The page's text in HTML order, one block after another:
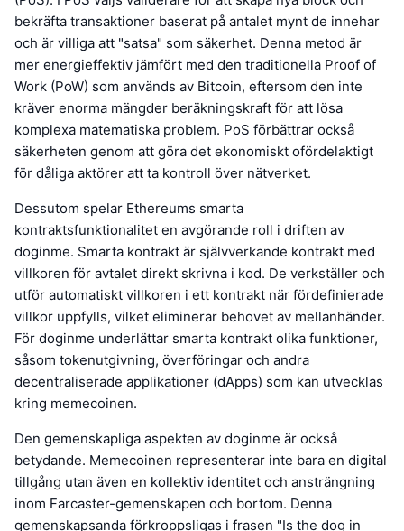
bekräfta transaktioner baserat på antalet mynt de innehar
och är villiga att "satsa" som säkerhet. Denna metod är
mer energieffektiv jämfört med den traditionella Proof of
Work (PoW) som används av Bitcoin, eftersom den inte
kräver enorma mängder beräkningskraft för att lösa
komplexa matematiska problem. PoS förbättrar också
säkerheten genom att göra det ekonomiskt ofördelaktigt
för dåliga aktörer att ta kontroll över nätverket.
Dessutom spelar Ethereums smarta
kontraktsfunktionalitet en avgörande roll i driften av
doginme. Smarta kontrakt är självverkande kontrakt med
villkoren för avtalet direkt skrivna i kod. De verkställer och
utför automatiskt villkoren i ett kontrakt när fördefinierade
villkor uppfylls, vilket eliminerar behovet av mellanhänder.
För doginme underlättar smarta kontrakt olika funktioner,
såsom tokenutgivning, överföringar och andra
decentraliserade applikationer (dApps) som kan utvecklas
kring memecoinen.
Den gemenskapliga aspekten av doginme är också
betydande. Memecoinen representerar inte bara en digital
tillgång utan även en kollektiv identitet och ansträngning
inom Farcaster-gemenskapen och bortom. Denna
gemenskapsanda förkroppsligas i frasen "Is the dog in